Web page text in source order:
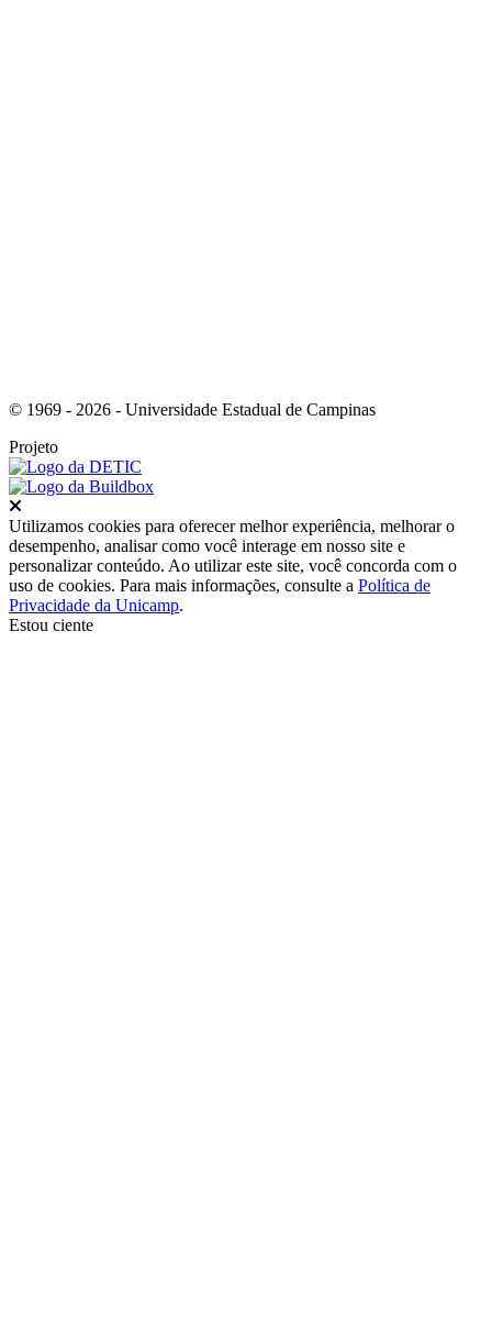
© 1969 - 2026 - Universidade Estadual de Campinas
Projeto
Utilizamos cookies para oferecer melhor experiência, melhorar o
desempenho, analisar como você interage em nosso site e
personalizar conteúdo. Ao utilizar este site, você concorda com o
uso de cookies. Para mais informações, consulte a Política de
Privacidade da Unicamp.
Estou ciente